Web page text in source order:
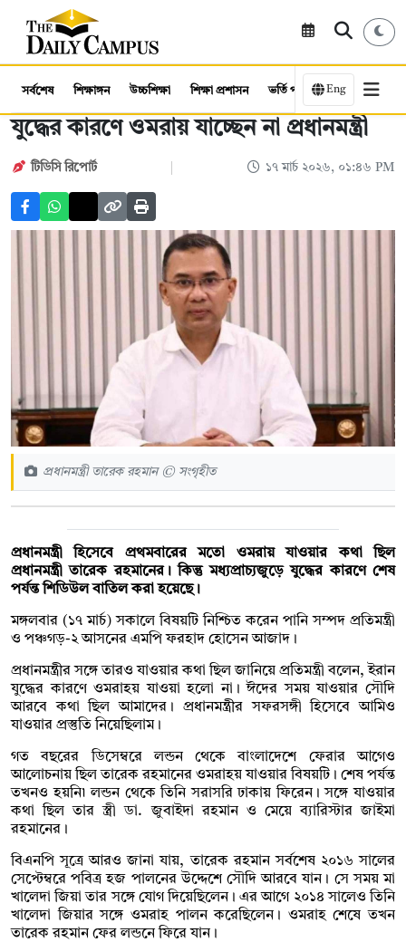
সর্বশেষ শিক্ষাঙ্গন উচ্চশিক্ষা শিক্ষা প্রশাসন ভর্তি পরীক্ষা কর্মসংস্থান
Eng
যুদ্ধের কারণে ওমরায় যাচ্ছেন না প্রধানমন্ত্রী
টিডিসি রিপোর্ট ১৭ মার্চ ২০২৬, ০১:৪৬ PM
প্রধানমন্ত্রী তারেক রহমান © সংগৃহীত
প্রধানমন্ত্রী হিসেবে প্রথমবারের মতো ওমরায় যাওয়ার কথা ছিল
প্রধানমন্ত্রী তারেক রহমানের। কিন্তু মধ্যপ্রাচ্যজুড়ে যুদ্ধের কারণে শেষ
পর্যন্ত শিডিউল বাতিল করা হয়েছে।
মঙ্গলবার (১৭ মার্চ) সকালে বিষয়টি নিশ্চিত করেন পানি সম্পদ প্রতিমন্ত্রী
ও পঞ্চগড়-২ আসনের এমপি ফরহাদ হোসেন আজাদ।
প্রধানমন্ত্রীর সঙ্গে তারও যাওয়ার কথা ছিল জানিয়ে প্রতিমন্ত্রী বলেন, ইরান
যুদ্ধের কারণে ওমরাহয় যাওয়া হলো না। ঈদের সময় যাওয়ার সৌদি
আরবে কথা ছিল আমাদের। প্রধানমন্ত্রীর সফরসঙ্গী হিসেবে আমিও
যাওয়ার প্রস্তুতি নিয়েছিলাম।
গত বছরের ডিসেম্বরে লন্ডন থেকে বাংলাদেশে ফেরার আগেও
আলোচনায় ছিল তারেক রহমানের ওমরাহয় যাওয়ার বিষয়টি। শেষ পর্যন্ত
তখনও হয়নি৷ লন্ডন থেকে তিনি সরাসরি ঢাকায় ফিরেন। সঙ্গে যাওয়ার
কথা ছিল তার স্ত্রী ডা. জুবাইদা রহমান ও মেয়ে ব্যারিস্টার জাইমা
রহমানের।
বিএনপি সূত্রে আরও জানা যায়, তারেক রহমান সর্বশেষ ২০১৬ সালের
সেপ্টেম্বরে পবিত্র হজ পালনের উদ্দেশে সৌদি আরবে যান। সে সময় মা
খালেদা জিয়া তার সঙ্গে যোগ দিয়েছিলেন। এর আগে ২০১৪ সালেও তিনি
খালেদা জিয়ার সঙ্গে ওমরাহ পালন করেছিলেন। ওমরাহ শেষে তখন
তারেক রহমান ফের লন্ডনে ফিরে যান।